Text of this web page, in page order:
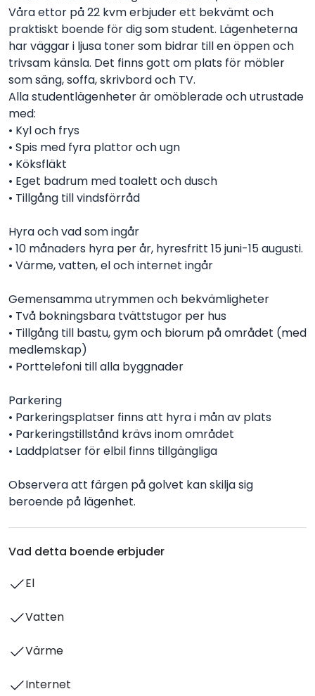
Våra ettor på 22 kvm erbjuder ett bekvämt och
praktiskt boende för dig som student. Lägenheterna
har väggar i ljusa toner som bidrar till en öppen och
trivsam känsla. Det finns gott om plats för möbler
som säng, soffa, skrivbord och TV.
Alla studentlägenheter är omöblerade och utrustade
med:
• Kyl och frys
• Spis med fyra plattor och ugn
• Köksfläkt
• Eget badrum med toalett och dusch
• Tillgång till vindsförråd
Hyra och vad som ingår
• 10 månaders hyra per år, hyresfritt 15 juni-15 augusti.
• Värme, vatten, el och internet ingår
Gemensamma utrymmen och bekvämligheter
• Två bokningsbara tvättstugor per hus
• Tillgång till bastu, gym och biorum på området (med
medlemskap)
• Porttelefoni till alla byggnader
Parkering
• Parkeringsplatser finns att hyra i mån av plats
• Parkeringstillstånd krävs inom området
• Laddplatser för elbil finns tillgängliga
Observera att färgen på golvet kan skilja sig
beroende på lägenhet.
Vad detta boende erbjuder
El
Vatten
Värme
Internet